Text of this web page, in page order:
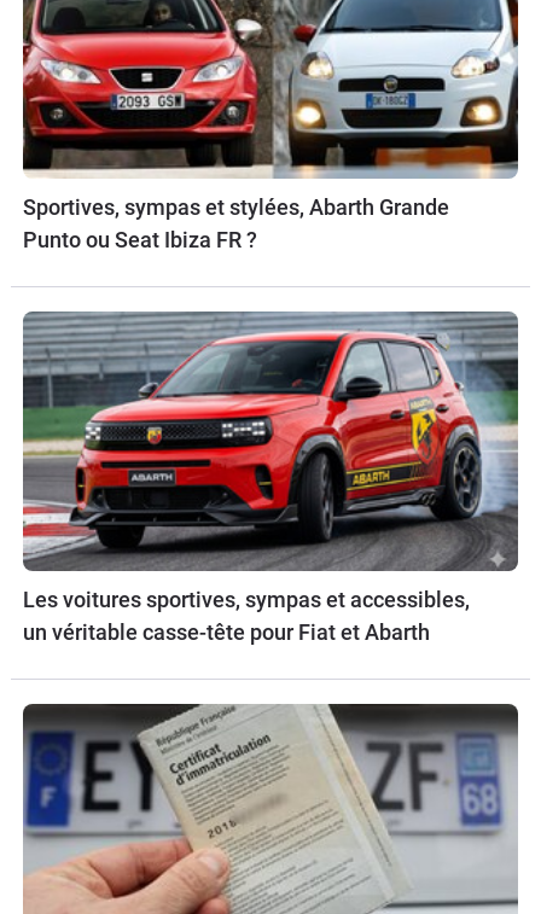
Sportives, sympas et stylées, Abarth Grande
Punto ou Seat Ibiza FR ?
Les voitures sportives, sympas et accessibles,
un véritable casse-tête pour Fiat et Abarth